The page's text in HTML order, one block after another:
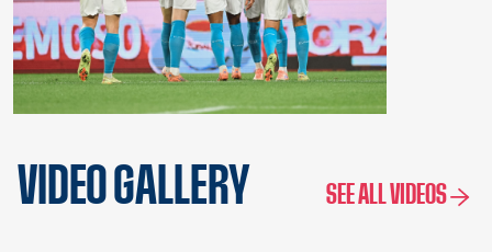
VIDEO GALLERY SEE ALL VIDEOS